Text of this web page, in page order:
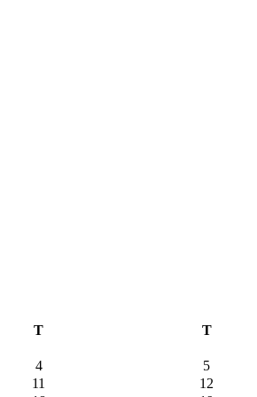
Τ Τ
4 5
11 12